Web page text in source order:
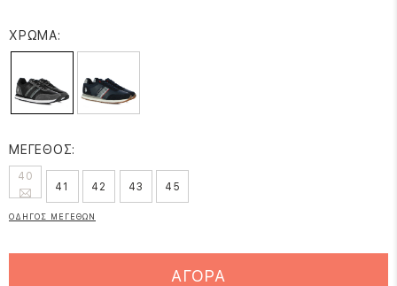
ΧΡΩΜΑ:
ΜΕΓΕΘΟΣ:
40
41
42 43 45
ΟΔΗΓΟΣ ΜΕΓΕΘΩΝ
ΑΓΟΡΑ